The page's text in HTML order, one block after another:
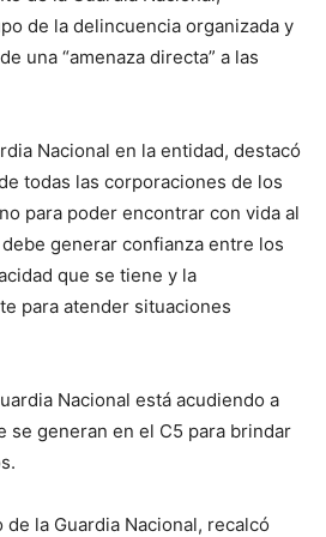
de la delincuencia organizada y
una “amenaza directa” a las
Nacional en la entidad, destacó
todas las corporaciones de los
para poder encontrar con vida al
generar confianza entre los
que se tiene y la
para atender situaciones
Nacional está acudiendo a
se generan en el C5 para brindar
la Guardia Nacional, recalcó